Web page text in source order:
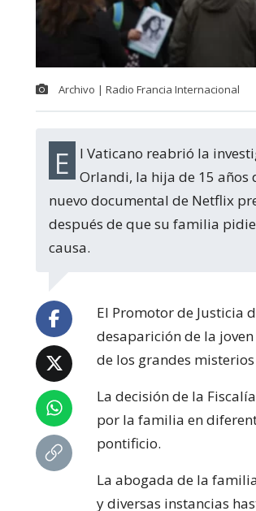
Archivo | Radio Francia Internacional
El Vaticano reabrió la investigación sobre la desaparición en 1983 de Emanuela
Orlandi, la hija de 15 años
nuevo documental de Netflix
después de que su familia
causa.
El Promotor de Justicia
desaparición de la joven
de los grandes
La decisión de la
por la familia en
pontificio.
La abogada de la
y diversas instancias